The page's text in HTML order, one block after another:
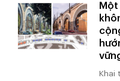
Khai